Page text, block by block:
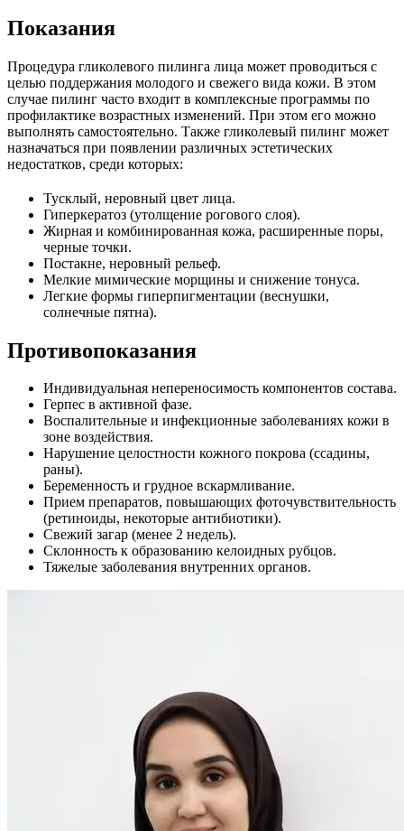
Показания
Процедура гликолевого пилинга лица может проводиться с
целью поддержания молодого и свежего вида кожи. В этом
случае пилинг часто входит в комплексные программы по
профилактике возрастных изменений. При этом его можно
выполнять самостоятельно. Также гликолевый пилинг может
назначаться при появлении различных эстетических
недостатков, среди которых:
Тусклый, неровный цвет лица.
Гиперкератоз (утолщение рогового слоя).
Жирная и комбинированная кожа, расширенные поры,
черные точки.
Постакне, неровный рельеф.
Мелкие мимические морщины и снижение тонуса.
Легкие формы гиперпигментации (веснушки,
солнечные пятна).
Противопоказания
Индивидуальная непереносимость компонентов состава.
Герпес в активной фазе.
Воспалительные и инфекционные заболеваниях кожи в
зоне воздействия.
Нарушение целостности кожного покрова (ссадины,
раны).
Беременность и грудное вскармливание.
Прием препаратов, повышающих фоточувствительность
(ретиноиды, некоторые антибиотики).
Свежий загар (менее 2 недель).
Склонность к образованию келоидных рубцов.
Тяжелые заболевания внутренних органов.